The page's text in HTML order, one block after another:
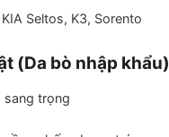
Seltos, K3, Sorento
(Da bò nhập khẩu)
sang trọng